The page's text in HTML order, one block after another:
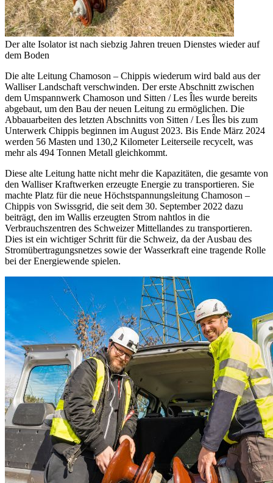
Der alte Isolator ist nach siebzig Jahren treuen Dienstes wieder auf
dem Boden
Die alte Leitung Chamoson – Chippis wiederum wird bald aus der
Walliser Landschaft verschwinden. Der erste Abschnitt zwischen
dem Umspannwerk Chamoson und Sitten / Les Îles wurde bereits
abgebaut, um den Bau der neuen Leitung zu ermöglichen. Die
Abbauarbeiten des letzten Abschnitts von Sitten / Les Îles bis zum
Unterwerk Chippis beginnen im August 2023. Bis Ende März 2024
werden 56 Masten und 130,2 Kilometer Leiterseile recycelt, was
mehr als 494 Tonnen Metall gleichkommt.
Diese alte Leitung hatte nicht mehr die Kapazitäten, die gesamte von
den Walliser Kraftwerken erzeugte Energie zu transportieren. Sie
machte Platz für die neue Höchstspannungsleitung Chamoson –
Chippis von Swissgrid, die seit dem 30. September 2022 dazu
beiträgt, den im Wallis erzeugten Strom nahtlos in die
Verbrauchszentren des Schweizer Mittellandes zu transportieren.
Dies ist ein wichtiger Schritt für die Schweiz, da der Ausbau des
Stromübertragungsnetzes sowie der Wasserkraft eine tragende Rolle
bei der Energiewende spielen.